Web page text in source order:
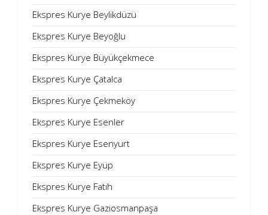
Ekspres Kurye Beylikdüzü
Ekspres Kurye Beyoğlu
Ekspres Kurye Büyükçekmece
Ekspres Kurye Çatalca
Ekspres Kurye Çekmeköy
Ekspres Kurye Esenler
Ekspres Kurye Esenyurt
Ekspres Kurye Eyüp
Ekspres Kurye Fatih
Ekspres Kurye Gaziosmanpaşa